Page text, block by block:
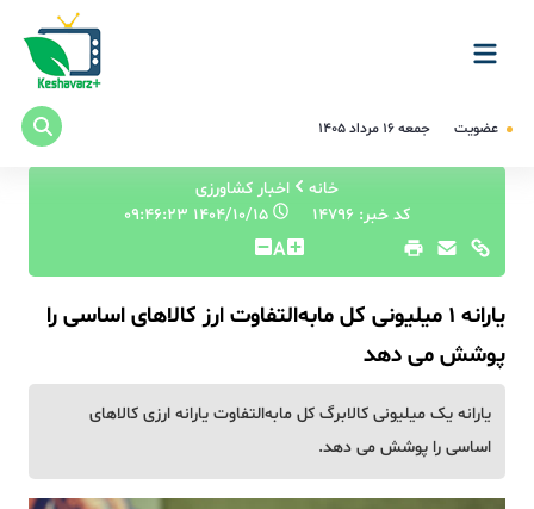
عضویت جمعه ۱۶ مرداد ۱۴۰۵
خانه
اخبار کشاورزی
کد خبر: 14796
۱۴۰۴/۱۰/۱۵ ۰۹:۴۶:۲۳
A
یارانه 1 میلیونی کل مابه‌التفاوت ارز کالاهای اساسی را
پوشش می دهد
یارانه یک میلیونی کالابرگ کل مابه‌التفاوت یارانه ارزی کالاهای
اساسی را پوشش می دهد.